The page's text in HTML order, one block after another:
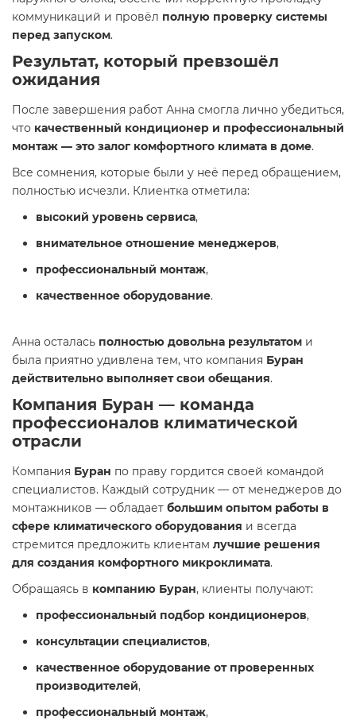
коммуникаций и провёл полную проверку системы
перед запуском.
Результат, который превзошёл
ожидания
После завершения работ Анна смогла лично убедиться,
что качественный кондиционер и профессиональный
монтаж — это залог комфортного климата в доме.
Все сомнения, которые были у неё перед обращением,
полностью исчезли. Клиентка отметила:
высокий уровень сервиса,
внимательное отношение менеджеров,
профессиональный монтаж,
качественное оборудование.
Анна осталась полностью довольна результатом и
была приятно удивлена тем, что компания Буран
действительно выполняет свои обещания.
Компания Буран — команда
профессионалов климатической
отрасли
Компания Буран по праву гордится своей командой
специалистов. Каждый сотрудник — от менеджеров до
монтажников — обладает большим опытом работы в
сфере климатического оборудования и всегда
стремится предложить клиентам лучшие решения
для создания комфортного микроклимата.
Обращаясь в компанию Буран, клиенты получают:
профессиональный подбор кондиционеров,
консультации специалистов,
качественное оборудование от проверенных
производителей,
профессиональный монтаж,